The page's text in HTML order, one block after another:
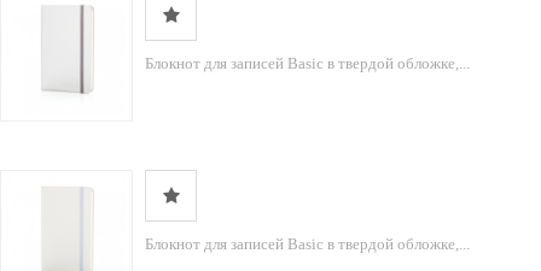
Блокнот для записей Basic в твердой обложке,...
Блокнот для записей Basic в твердой обложке,...